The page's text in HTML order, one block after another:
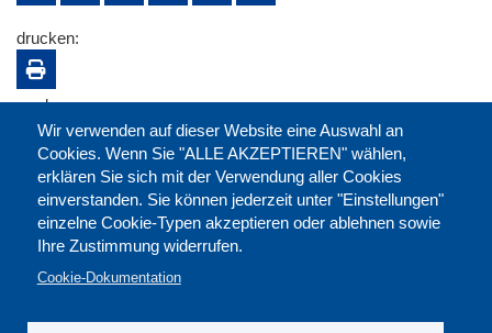
Wir verwenden auf dieser Website eine Auswahl an
Cookies. Wenn Sie "ALLE AKZEPTIEREN" wählen,
erklären Sie sich mit der Verwendung aller Cookies
einverstanden. Sie können jederzeit unter "Einstellungen"
einzelne Cookie-Typen akzeptieren oder ablehnen sowie
Ihre Zustimmung widerrufen.
Cookie-Dokumentation
drucken:
merken: